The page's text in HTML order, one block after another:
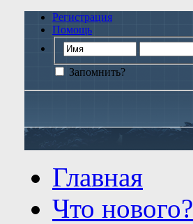
Регистрация
Помощь
Запомнить?
Главная
Что нового?